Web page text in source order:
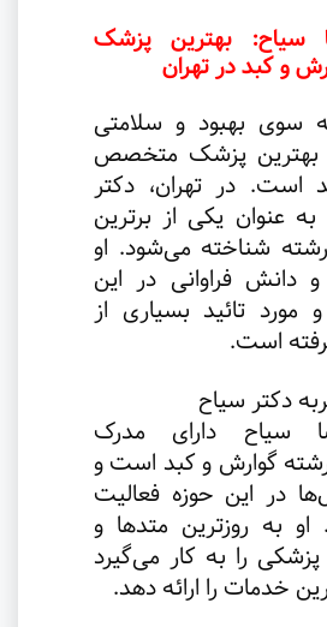
سیاح: بهترین پزشک
و کبد در تهران
سوی بهبود و سلامتی
بهترین پزشک متخصص
است. در تهران، دکتر
عنوان یکی از برترین
شناخته می‌شود. او
و دانش فراوانی در این
تائید بسیاری از
است.
دکتر سیاح
سیاح دارای مدرک
گوارش و کبد است و
در این حوزه فعالیت
به روزترین متدها و
پزشکی را به کار می‌گیرد
خدمات را ارائه دهد.